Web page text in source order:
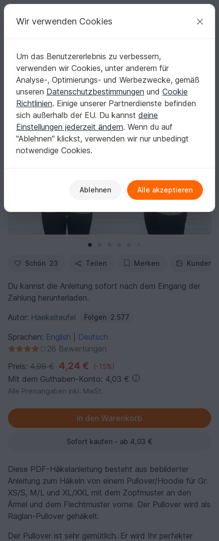
Deine kreativen Ideen
Deutsch | € (EUR) einloggen Kostenlos registrieren
Startseite Häkeln Damen Pullover & Poncho
Hoodie mit Zopfmuster Gr. XS bis XXL (nahtlos, Raglan)
Hoodie mit Zopfmuster Gr. XS bis XXL
(nahtlos, Raglan)
Schön 23 Teilen Merken
Du kannst die Anleitung sofort nach dem Eingang der
Zahlung herunterladen.
Autor: Haekelteufel Folgen 2.577
Sprachen: English
Deutsch
28 Bewertungen
Preis: 4,99 € 4,24 € (-15%)
Mit dem Guthaben-Konto: 4,03 €
Alle Preisangaben inkl. MwSt.
Sofort kaufen - ab 4,03 €
Diese PDF-Häkelanleitung besteht aus bebilderter
Anleitung zum Häkeln von einem Pullover/Hoodie für Gr.
XS/S, M/L und XL/XXL mit dem Zopfmuster an den
Ärmel und dem Flechtmuster vorne. Der Pullover wird als
Raglan-Pullover gehäkelt.
Der Pullover ist sehr gemütlich. Er wird Ihr perfekter
Wir verwenden Cookies
Um das Benutzererlebnis zu verbessern,
verwenden wir Cookies, unter anderem für
Analyse-, Optimierungs- und Werbezwecke, gemäß
unseren Datenschutzbestimmungen und Cookie
Richtlinien. Einige unserer Partnerdienste befinden
sich außerhalb der EU. Du kannst deine
Einstellungen jederzeit ändern. Wenn du auf
"Ablehnen" klickst, verwenden wir nur unbedingt
notwendige Cookies.
Ablehnen Alle akzeptieren